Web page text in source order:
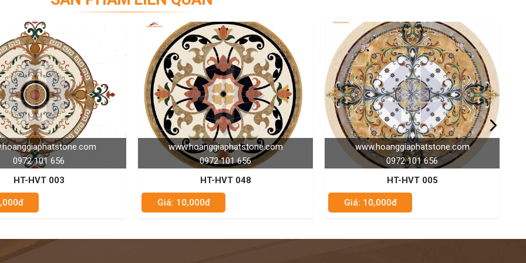
www.hoanggiaphatstone.com
0972 101 656
HT-HVT 048
Giá: 10,000đ
www.hoanggiaphatstone.com
0972 101 656
HT-HVT 005
Giá: 10,000đ
www.hoanggiaphatstone.com
0972 101 656
HT-HVT 030
Giá: 10,000đ